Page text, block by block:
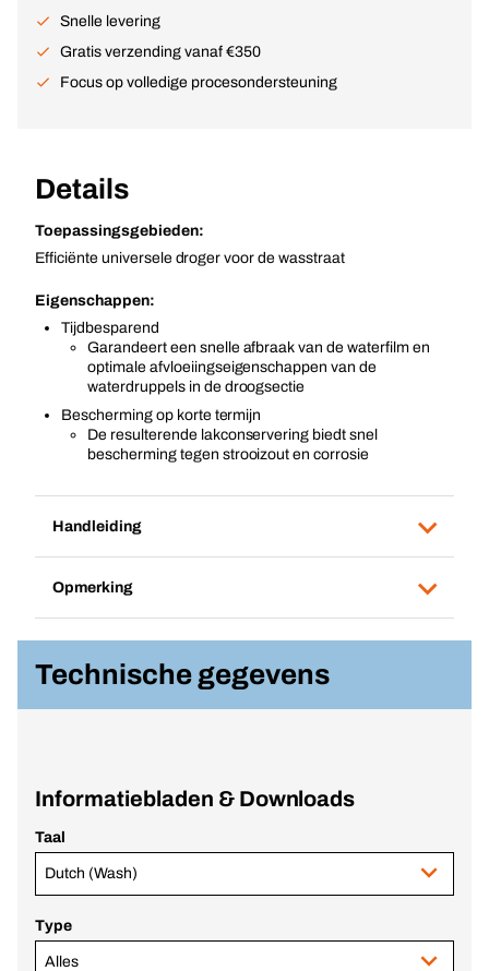
Snelle levering
Gratis verzending vanaf €350
Focus op volledige procesondersteuning
Details
Toepassingsgebieden:
Efficiënte universele droger voor de wasstraat
Eigenschappen:
Tijdbesparend
Garandeert een snelle afbraak van de waterfilm en
optimale afvloeiingseigenschappen van de
waterdruppels in de droogsectie
Bescherming op korte termijn
De resulterende lakconservering biedt snel
bescherming tegen strooizout en corrosie
Handleiding
Opmerking
Technische gegevens
Informatiebladen & Downloads
Taal
Dutch (Wash)
Type
Alles